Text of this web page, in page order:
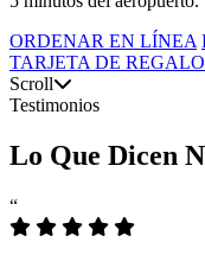
ORDENAR EN LÍNEA
TARJETA DE
Scroll
Testimonios
Lo Que Dicen
“